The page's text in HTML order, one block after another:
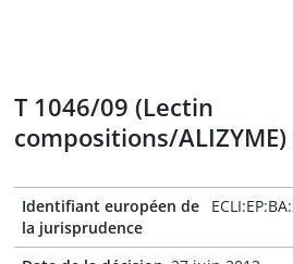
T 1046/09 (Lectin
compositions/
Identifiant européen de
la jurisprudence